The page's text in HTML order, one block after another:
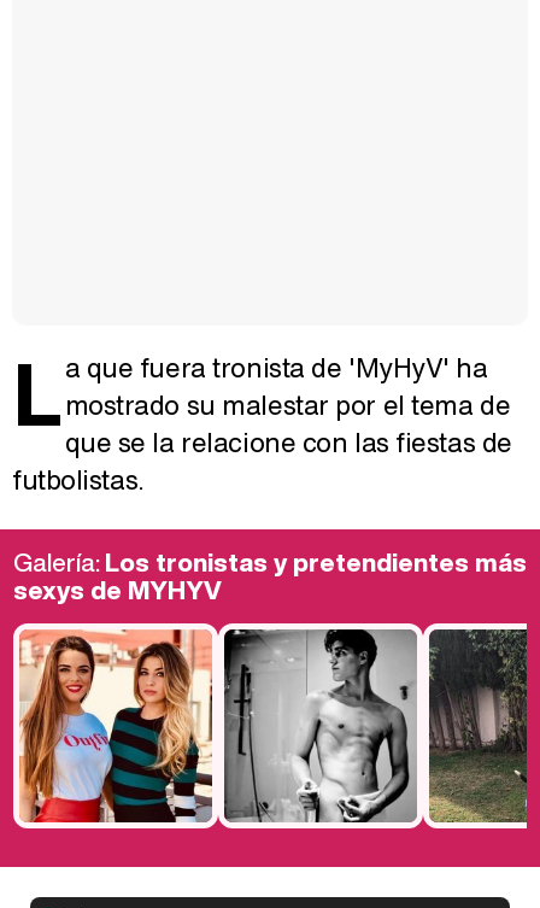
La que fuera tronista de 'MyHyV' ha
mostrado su malestar por el tema de
que se la relacione con las fiestas de
futbolistas.
Galería:Los tronistas y pretendientes más
sexys de MYHYV